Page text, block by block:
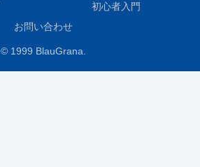
初心者入門
お問い合わせ
© 1999 BlauGrana.